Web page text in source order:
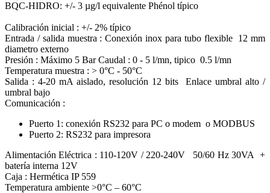
BQC-HIDRO: +/- 3 µg/l equivalente Phénol típico
Calibración inicial : +/- 2% típico
Entrada / salida muestra : Conexión inox para tubo flexible 12 mm
diametro externo
Presión : Máximo 5 Bar Caudal : 0 - 5 l/mn, tipico 0.5 l/mn
Temperatura muestra : > 0°C - 50°C
Salida : 4-20 mA aislado, resolución 12 bits Enlace umbral alto /
umbral bajo
Comunicación :
Puerto 1: conexión RS232 para PC o modem o MODBUS
Puerto 2: RS232 para impresora
Alimentación Eléctrica : 110-120V / 220-240V 50/60 Hz 30VA +
batería interna 12V
Caja : Hermética IP 559
Temperatura ambiente >0°C – 60°C